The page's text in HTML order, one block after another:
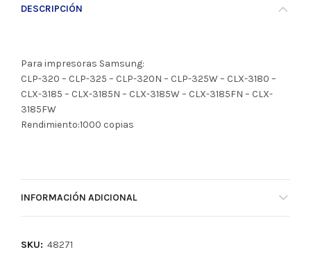
DESCRIPCIÓN
Para impresoras Samsung:
CLP-320 – CLP-325 – CLP-320N – CLP-325W – CLX-3180 –
CLX-3185 – CLX-3185N – CLX-3185W – CLX-3185FN – CLX-
3185FW
Rendimiento:1000 copias
INFORMACIÓN ADICIONAL
SKU: 48271